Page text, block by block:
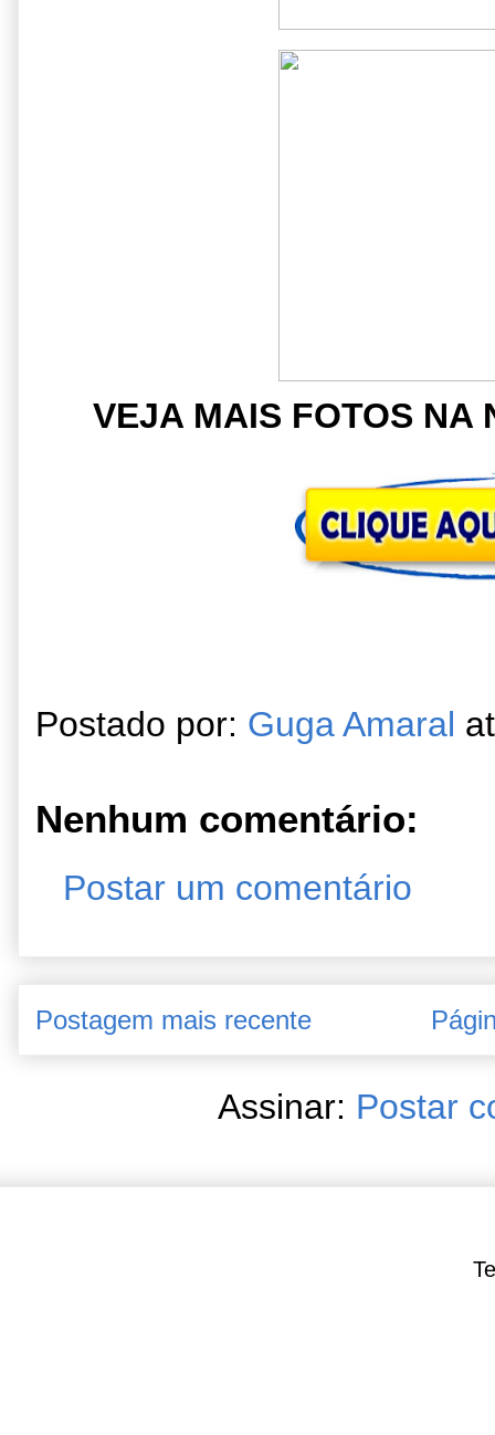
VEJA MAIS FOTOS NA
Postado por: Guga Amaral
Nenhum comentário:
Postar um comentário
Postagem mais recente
Assinar: Postar